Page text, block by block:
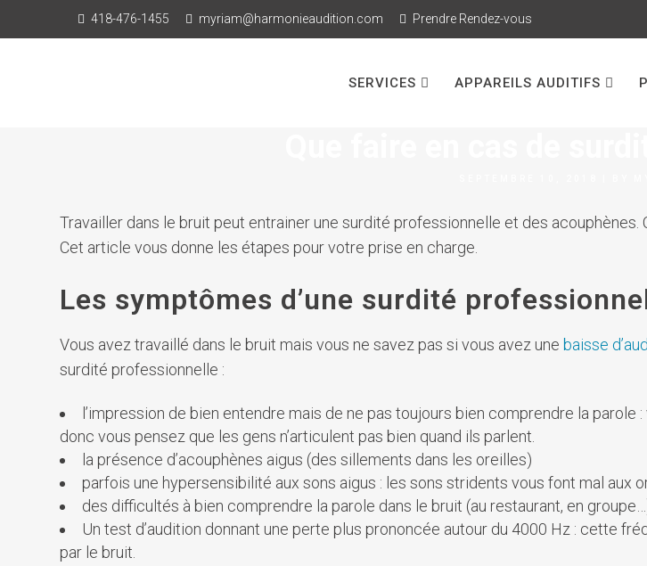
418-476-1455 myriam@harmonieaudition.com Prendre Rendez-vous
SERVICES APPAREILS AUDITIFS
Travailler dans le bruit peut entrainer une surdité professionnelle et des
Cet article vous donne les étapes pour votre prise en charge.
Les symptômes d’une surdité
Vous avez travaillé dans le bruit mais vous ne savez pas si vous avez une baisse
surdité professionnelle :
l’impression de bien entendre mais de ne pas toujours bien comprendre la
donc vous pensez que les gens n’articulent pas bien quand ils parlent.
la présence d’acouphènes aigus (des sillements dans les oreilles)
parfois une hypersensibilité aux sons aigus : les sons stridents vous font mal aux
des difficultés à bien comprendre la parole dans le bruit (au restaurant, en
Un test d’audition donnant une perte plus prononcée autour du 4000 Hz : cette
par le bruit.